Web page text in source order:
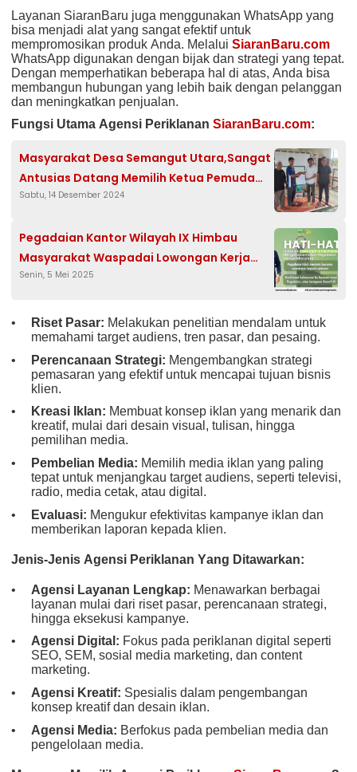
Layanan SiaranBaru juga menggunakan WhatsApp yang
bisa menjadi alat yang sangat efektif untuk
mempromosikan produk Anda. Melalui SiaranBaru.com
WhatsApp digunakan dengan bijak dan strategi yang tepat.
Dengan memperhatikan beberapa hal di atas, Anda bisa
membangun hubungan yang lebih baik dengan pelanggan
dan meningkatkan penjualan.
Fungsi Utama Agensi Periklanan SiaranBaru.com:
Masyarakat Desa Semangut Utara,Sangat
Antusias Datang Memilih Ketua Pemuda
Organisasi (OPSU)
Sabtu, 14 Desember 2024
Pegadaian Kantor Wilayah IX Himbau
Masyarakat Waspadai Lowongan Kerja
Palsu
Senin, 5 Mei 2025
Riset Pasar: Melakukan penelitian mendalam untuk
memahami target audiens, tren pasar, dan pesaing.
Perencanaan Strategi: Mengembangkan strategi
pemasaran yang efektif untuk mencapai tujuan bisnis
klien.
Kreasi Iklan: Membuat konsep iklan yang menarik dan
kreatif, mulai dari desain visual, tulisan, hingga
pemilihan media.
Pembelian Media: Memilih media iklan yang paling
tepat untuk menjangkau target audiens, seperti televisi,
radio, media cetak, atau digital.
Evaluasi: Mengukur efektivitas kampanye iklan dan
memberikan laporan kepada klien.
Jenis-Jenis Agensi Periklanan Yang Ditawarkan:
Agensi Layanan Lengkap: Menawarkan berbagai
layanan mulai dari riset pasar, perencanaan strategi,
hingga eksekusi kampanye.
Agensi Digital: Fokus pada periklanan digital seperti
SEO, SEM, sosial media marketing, dan content
marketing.
Agensi Kreatif: Spesialis dalam pengembangan
konsep kreatif dan desain iklan.
Agensi Media: Berfokus pada pembelian media dan
pengelolaan media.